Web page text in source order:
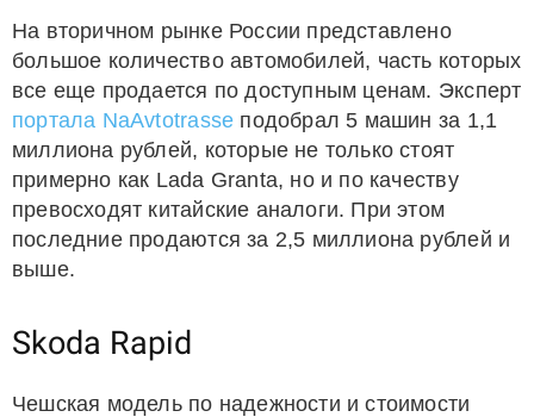
На вторичном рынке России представлено
большое количество автомобилей, часть которых
все еще продается по доступным ценам. Эксперт
портала NaAvtotrasse подобрал 5 машин за 1,1
миллиона рублей, которые не только стоят
примерно как Lada Granta, но и по качеству
превосходят китайские аналоги. При этом
последние продаются за 2,5 миллиона рублей и
выше.
Skoda Rapid
Чешская модель по надежности и стоимости